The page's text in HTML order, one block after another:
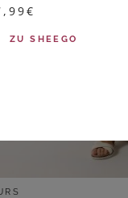
€
ZUSHEEGO